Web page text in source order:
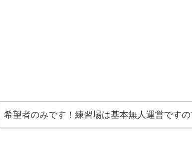
希望者のみです！練習場は基本無人運営です